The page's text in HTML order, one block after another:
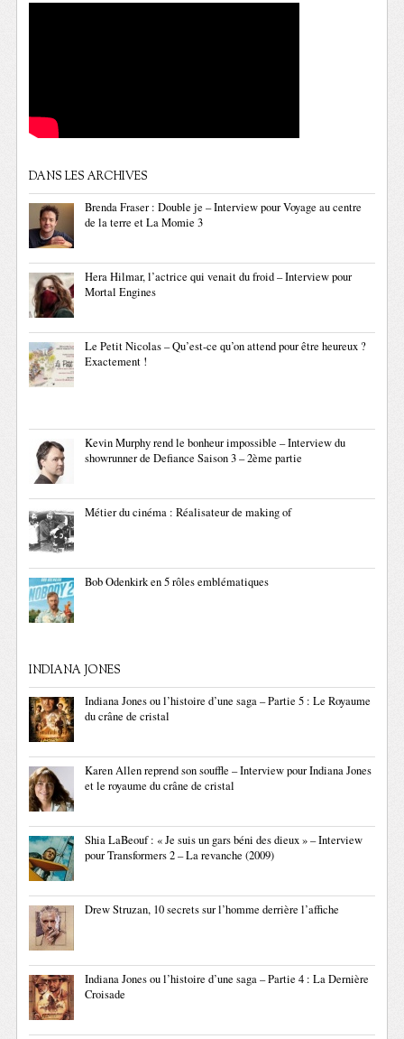
DANS LES ARCHIVES
Brenda Fraser : Double je – Interview pour Voyage au centre
de la terre et La Momie 3
Hera Hilmar, l’actrice qui venait du froid – Interview pour
Mortal Engines
Le Petit Nicolas – Qu’est-ce qu’on attend pour être heureux ?
Exactement !
Kevin Murphy rend le bonheur impossible – Interview du
showrunner de Defiance Saison 3 – 2ème partie
Métier du cinéma : Réalisateur de making of
Bob Odenkirk en 5 rôles emblématiques
INDIANA JONES
Indiana Jones ou l’histoire d’une saga – Partie 5 : Le Royaume
du crâne de cristal
Karen Allen reprend son souffle – Interview pour Indiana Jones
et le royaume du crâne de cristal
Shia LaBeouf : « Je suis un gars béni des dieux » – Interview
pour Transformers 2 – La revanche (2009)
Drew Struzan, 10 secrets sur l’homme derrière l’affiche
Indiana Jones ou l’histoire d’une saga – Partie 4 : La Dernière
Croisade